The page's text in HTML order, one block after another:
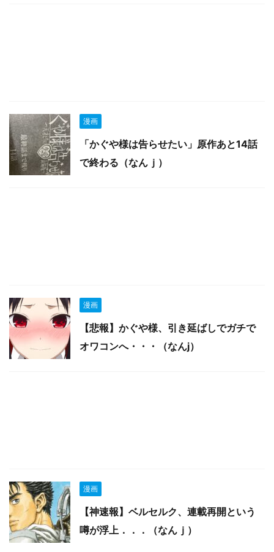
漫画
「かぐや様は告らせたい」原作あと14話
で終わる（なんｊ）
漫画
【悲報】かぐや様、引き延ばしでガチで
オワコンへ・・・（なんj）
漫画
【神速報】ベルセルク、連載再開という
噂が浮上．．．（なんｊ）